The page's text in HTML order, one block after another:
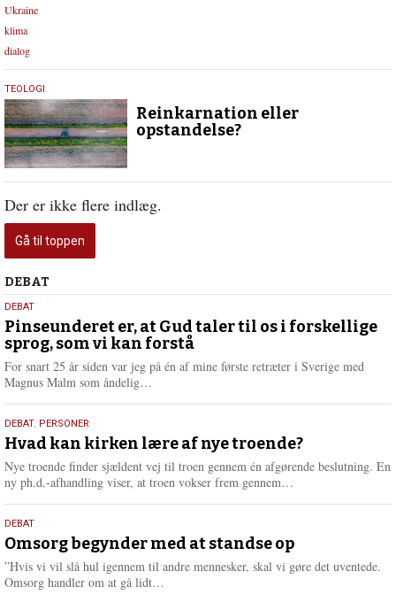
Ukraine
klima
dialog
26.
februar
2020
TEOLOGI
Reinkarnation eller
opstandelse?
Der er ikke flere indlæg.
Gå til toppen
Debat
DEBAT
5.
august
2026
DEBAT
Pinseunderet er, at Gud taler til os i forskellige
sprog, som vi kan forstå
For snart 25 år siden var jeg på én af mine første retræter i Sverige med
Magnus Malm som åndelig…
e
r
e
25.
juli
2026
DEBAT, PERSONER
Hvad kan kirken lære af nye troende?
Nye troende finder sjældent vej til troen gennem én afgørende beslutning. En
ny ph.d.-afhandling viser, at troen vokser frem gennem…
e
r
e
9.
juli
2026
DEBAT
Omsorg begynder med at standse op
”Hvis vi vil slå hul igennem til andre mennesker, skal vi gøre det uventede.
Omsorg handler om at gå lidt…